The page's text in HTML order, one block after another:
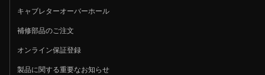
キャブレターオーバーホール
補修部品のご注文
オンライン保証登録
製品に関する重要なお知らせ